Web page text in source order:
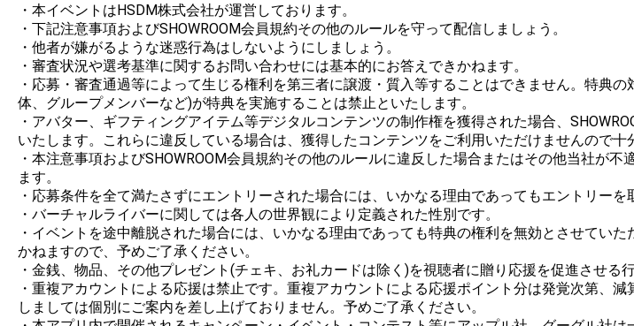
・本イベントはHSDM株式会社が運営しております。
・下記注意事項およびSHOWROOM会員規約その他のルールを守って配信しましょう。
・他者が嫌がるような迷惑行為はしないようにしましょう。
・審査状況や選考基準に関するお問い合わせには基本的にお答えできかねます。
・応募・審査通過等によって生じる権利を第三者に譲渡・質入等することはできません。特典
体、グループメンバーなど)が特典を実施することは禁止といたします。
・アバター、ギフティングアイテム等デジタルコンテンツの制作権を獲得された場合、
いたします。これらに違反している場合は、獲得したコンテンツをご利用いただけませんので十
・本注意事項およびSHOWROOM会員規約その他のルールに違反した場合またはその他当社が
ます。
・応募条件を全て満たさずにエントリーされた場合には、いかなる理由であってもエントリー
・バーチャルライバーに関しては各人の世界観により定義された性別です。
・イベントを途中離脱された場合には、いかなる理由であっても特典の権利を無効とさせてい
かねますので、予めご了承ください。
・金銭、物品、その他プレゼント(チェキ、お礼カードは除く)を視聴者に贈り応援を促進させる
・重複アカウントによる応援は禁止です。重複アカウントによる応援ポイント分は発覚次第、
しましては個別にご案内を差し上げておりません。予めご了承ください。